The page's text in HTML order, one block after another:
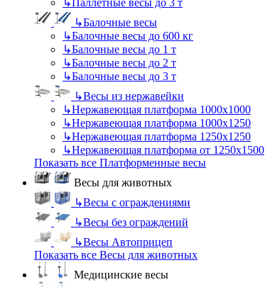
↳Балочные весы
↳Балочные весы до 600 кг
↳Балочные весы до 1 т
↳Балочные весы до 2 т
↳Балочные весы до 3 т
↳Весы из нержавейки
↳Нержавеющая платформа 1000х1000
↳Нержавеющая платформа 1000х1250
↳Нержавеющая платформа 1250х1250
↳Нержавеющая платформа от 1250х1500
Показать все Платформенные весы
Весы для животных
↳Весы с ограждениями
↳Весы без ограждений
↳Весы Автоприцеп
Показать все Весы для животных
Медицинские весы